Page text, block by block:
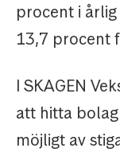
procent i
13,7 procent
I SKAGEN
att hitta
möjligt av